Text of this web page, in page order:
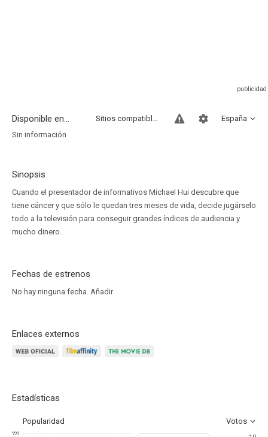
Disponible en... España
Sitios compatibles
Sin información
Sinopsis
Cuando el presentador de informativos Michael Hui descubre que
tiene cáncer y que sólo le quedan tres meses de vida, decide jugárselo
todo a la televisión para conseguir grandes índices de audiencia y
mucho dinero.
Fechas de estrenos
No hay ninguna fecha. Añadir
Enlaces externos
Estadísticas
Popularidad Votos
???